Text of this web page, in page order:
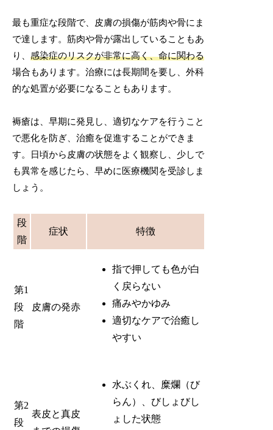
最も重症な段階で、皮膚の損傷が筋肉や骨にま
で達します。筋肉や骨が露出していることもあ
り、感染症のリスクが非常に高く、命に関わる
場合もあります。治療には長期間を要し、外科
的な処置が必要になることもあります。
褥瘡は、早期に発見し、適切なケアを行うこと
で悪化を防ぎ、治癒を促進することができま
す。日頃から皮膚の状態をよく観察し、少しで
も異常を感じたら、早めに医療機関を受診しま
しょう。
段
階
症状 特徴
第1
段
階
皮膚の発赤
指で押しても色が白
く戻らない
痛みやかゆみ
適切なケアで治癒し
やすい
第2
段
表皮と真皮
水ぶくれ、糜爛（び
らん）、びしょびし
ょした状態